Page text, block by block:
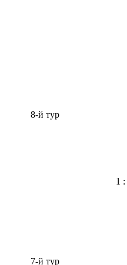
8-й тур
1
7-й тур